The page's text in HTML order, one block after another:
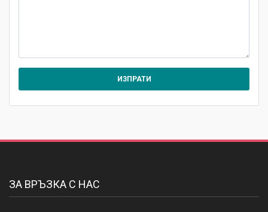
ЗА ВРЪЗКА С НАС